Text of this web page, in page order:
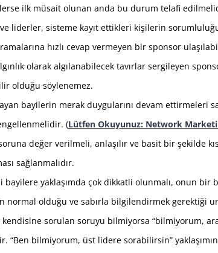
ilk müsait olunan anda bu durum telafi
liderler, sisteme kayıt ettikleri kişilerin
hızlı cevap vermeyen bir sponsor
olarak algılanabilecek tavırlar sergileyen
olduğu söylenemez.
bayilerin merak duygularını devam ettirmeleri
(Lütfen Okuyunuz: Network
değer verilmeli, anlaşılır ve basit bir şekilde
sağlanmalıdır.
bayilere yaklaşımda çok dikkatli olunmalı, onun bir
normal olduğu ve sabırla bilgilendirmek gerektiği
sorulan soruyu bilmiyorsa “bilmiyorum,
“Ben bilmiyorum, üst lidere sorabilirsin”